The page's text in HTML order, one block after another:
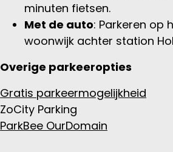
minuten fietsen.
Met de auto: Parkeren op
woonwijk achter station
Overige parkeeropties
Gratis parkeermogelijkheid
ZoCity Parking *2
ParkBee OurDomain *3